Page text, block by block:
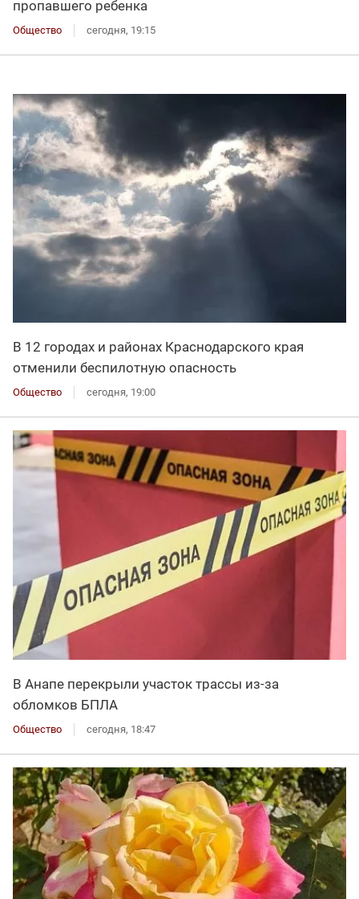
пропавшего ребенка
Общество сегодня, 19:15
В 12 городах и районах Краснодарского края
отменили беспилотную опасность
Общество сегодня, 19:00
В Анапе перекрыли участок трассы из-за
обломков БПЛА
Общество сегодня, 18:47